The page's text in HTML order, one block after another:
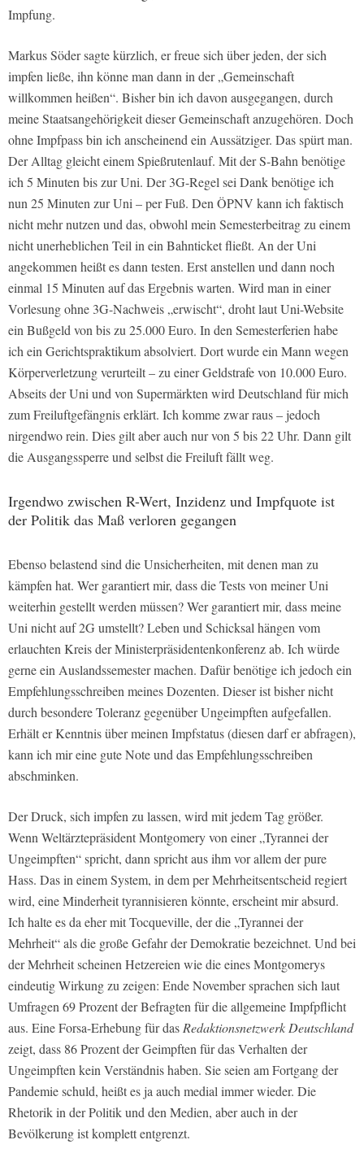
Impfung.
Markus Söder sagte kürzlich, er freue sich über jeden, der sich
impfen ließe, ihn könne man dann in der „Gemeinschaft
willkommen heißen“. Bisher bin ich davon ausgegangen, durch
meine Staatsangehörigkeit dieser Gemeinschaft anzugehören. Doch
ohne Impfpass bin ich anscheinend ein Aussätziger. Das spürt man.
Der Alltag gleicht einem Spießrutenlauf. Mit der S-Bahn benötige
ich 5 Minuten bis zur Uni. Der 3G-Regel sei Dank benötige ich
nun 25 Minuten zur Uni – per Fuß. Den ÖPNV kann ich faktisch
nicht mehr nutzen und das, obwohl mein Semesterbeitrag zu einem
nicht unerheblichen Teil in ein Bahnticket fließt. An der Uni
angekommen heißt es dann testen. Erst anstellen und dann noch
einmal 15 Minuten auf das Ergebnis warten. Wird man in einer
Vorlesung ohne 3G-Nachweis „erwischt“, droht laut Uni-Website
ein Bußgeld von bis zu 25.000 Euro. In den Semesterferien habe
ich ein Gerichtspraktikum absolviert. Dort wurde ein Mann wegen
Körperverletzung verurteilt – zu einer Geldstrafe von 10.000 Euro.
Abseits der Uni und von Supermärkten wird Deutschland für mich
zum Freiluftgefängnis erklärt. Ich komme zwar raus – jedoch
nirgendwo rein. Dies gilt aber auch nur von 5 bis 22 Uhr. Dann gilt
die Ausgangssperre und selbst die Freiluft fällt weg.
Irgendwo zwischen R-Wert, Inzidenz und Impfquote ist
der Politik das Maß verloren gegangen
Ebenso belastend sind die Unsicherheiten, mit denen man zu
kämpfen hat. Wer garantiert mir, dass die Tests von meiner Uni
weiterhin gestellt werden müssen? Wer garantiert mir, dass meine
Uni nicht auf 2G umstellt? Leben und Schicksal hängen vom
erlauchten Kreis der Ministerpräsidentenkonferenz ab. Ich würde
gerne ein Auslandssemester machen. Dafür benötige ich jedoch ein
Empfehlungsschreiben meines Dozenten. Dieser ist bisher nicht
durch besondere Toleranz gegenüber Ungeimpften aufgefallen.
Erhält er Kenntnis über meinen Impfstatus (diesen darf er abfragen),
kann ich mir eine gute Note und das Empfehlungsschreiben
abschminken.
Der Druck, sich impfen zu lassen, wird mit jedem Tag größer.
Wenn Weltärztepräsident Montgomery von einer „Tyrannei der
Ungeimpften“ spricht, dann spricht aus ihm vor allem der pure
Hass. Das in einem System, in dem per Mehrheitsentscheid regiert
wird, eine Minderheit tyrannisieren könnte, erscheint mir absurd.
Ich halte es da eher mit Tocqueville, der die „Tyrannei der
Mehrheit“ als die große Gefahr der Demokratie bezeichnet. Und bei
der Mehrheit scheinen Hetzereien wie die eines Montgomerys
eindeutig Wirkung zu zeigen: Ende November sprachen sich laut
Umfragen 69 Prozent der Befragten für die allgemeine Impfpflicht
aus. Eine Forsa-Erhebung für dasRedaktionsnetzwerk Deutschland
zeigt, dass 86 Prozent der Geimpften für das Verhalten der
Ungeimpften kein Verständnis haben. Sie seien am Fortgang der
Pandemie schuld, heißt es ja auch medial immer wieder. Die
Rhetorik in der Politik und den Medien, aber auch in der
Bevölkerung ist komplett entgrenzt.